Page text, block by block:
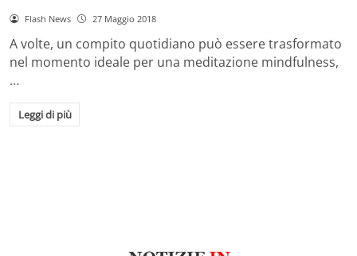
Flash News 27 Maggio 2018
A volte, un compito quotidiano può essere trasformato
nel momento ideale per una meditazione mindfulness,
…
Leggi di più